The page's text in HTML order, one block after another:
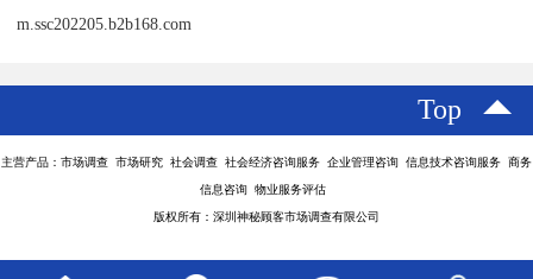
m.ssc202205.b2b168.com
Top
主营产品：市场调查 市场研究 社会调查 社会经济咨询服务 企业管理咨询 信息技术咨询服务 商务
信息咨询 物业服务评估
版权所有：深圳神秘顾客市场调查有限公司